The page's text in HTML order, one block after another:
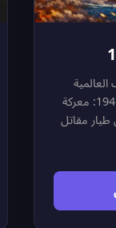
الثانية مع "حرب الأجواء 1941: معركة
طيار مقاتل
هي
من
ليست مجرد
حقيقي